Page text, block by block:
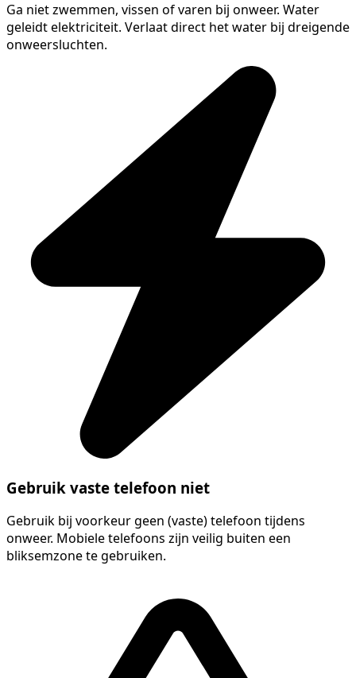
Ga niet zwemmen, vissen of varen bij onweer. Water
geleidt elektriciteit. Verlaat direct het water bij dreigende
onweersluchten.
Gebruik vaste telefoon niet
Gebruik bij voorkeur geen (vaste) telefoon tijdens
onweer. Mobiele telefoons zijn veilig buiten een
bliksemzone te gebruiken.